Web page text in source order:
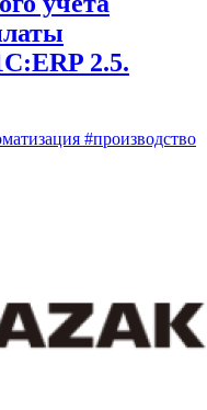
2.5.
#производство